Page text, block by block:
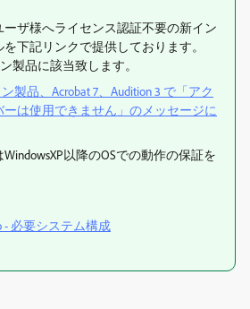
ザ様へライセンス認証不要の新イン
下記リンクで提供しております。
製品に該当致します。
製品、Acrobat 7、Audition 3 で「アク
は使用できません」のメッセージに
以降のOSでの動作の保証を
- 必要システム構成